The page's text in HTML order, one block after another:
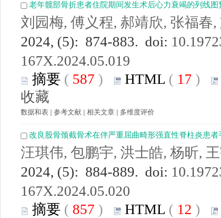
老年髋部骨折患者住院期间发生术后心力衰竭的列线
刘园梅, 傅义程, 郝靖欣, 张福春,
2024, (5): 874-883. doi:
167X.2024.05.019
摘要 ( 587 ) HTML ( 17 )
收藏
数据和表 参考文献 相关文章 多维度评价
改良股骨颈截骨术在伴严重屈曲畸形强直性脊柱炎患
汪琪伟, 包鹏宇, 洪士皓, 杨昕,
2024, (5): 884-889. doi:
167X.2024.05.020
摘要 ( 857 ) HTML ( 12 )